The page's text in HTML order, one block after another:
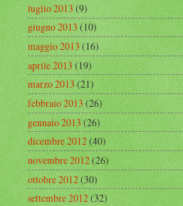
luglio 2013(9)
giugno 2013(10)
maggio 2013(16)
aprile 2013(19)
marzo 2013(21)
febbraio 2013(26)
gennaio 2013(26)
dicembre 2012(40)
novembre 2012(26)
ottobre 2012(30)
settembre 2012(32)